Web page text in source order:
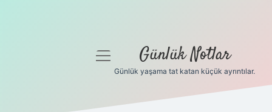
menüyü
Günlük Notlar
Günlük yaşama tat katan küçük ayrıntılar.